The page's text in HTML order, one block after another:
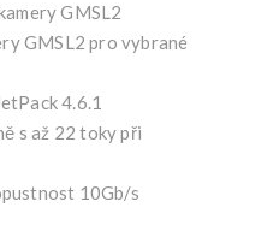
GMSL2
GMSL2 pro vybrané
4.6.1
s až 22 toky při
10Gb/s